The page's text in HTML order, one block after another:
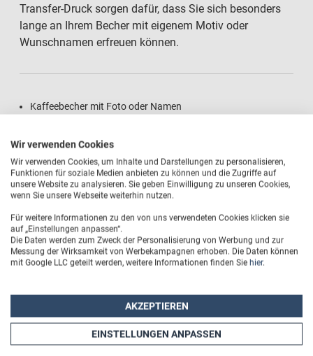
Transfer-Druck sorgen dafür, dass Sie sich besonders
lange an Ihrem Becher mit eigenem Motiv oder
Wunschnamen erfreuen können.
Kaffeebecher mit Foto oder Namen
Druckfläche mittig gegenüber des Henkels
Material: Steingut weiß lasiert
Brillant glänzender Aufdruck
Extreme Haltbarkeit des Motivs durch Thermo-Transfer-
Druck
Höhe: ca. 9,5 cm
Wir verwenden Cookies
Wir verwenden Cookies, um Inhalte und Darstellungen zu personalisieren,
Funktionen für soziale Medien anbieten zu können und die Zugriffe auf
unsere Website zu analysieren. Sie geben Einwilligung zu unseren Cookies,
wenn Sie unsere Webseite weiterhin nutzen.
Für weitere Informationen zu den von uns verwendeten Cookies klicken sie
auf „Einstellungen anpassen“.
Die Daten werden zum Zweck der Personalisierung von Werbung und zur
Messung der Wirksamkeit von Werbekampagnen erhoben. Die Daten können
mit Google LLC geteilt werden, weitere Informationen finden Sie hier.
AKZEPTIEREN
EINSTELLUNGEN ANPASSEN